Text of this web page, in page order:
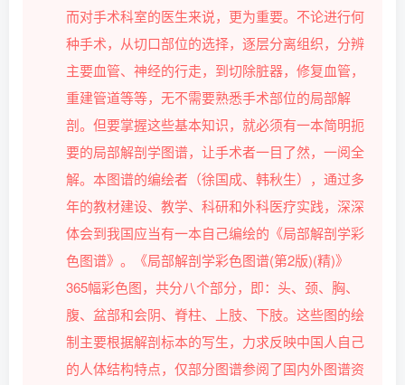
而对手术科室的医生来说，更为重要。不论进行何
种手术，从切口部位的选择，逐层分离组织，分辨
主要血管、神经的行走，到切除脏器，修复血管，
重建管道等等，无不需要熟悉手术部位的局部解
剖。但要掌握这些基本知识，就必须有一本简明扼
要的局部解剖学图谱，让手术者一目了然，一阅全
解。本图谱的编绘者（徐国成、韩秋生），通过多
年的教材建设、教学、科研和外科医疗实践，深深
体会到我国应当有一本自己编绘的《局部解剖学彩
色图谱》。《局部解剖学彩色图谱(第2版)(精)》
365幅彩色图，共分八个部分，即：头、颈、胸、
腹、盆部和会阴、脊柱、上肢、下肢。这些图的绘
制主要根据解剖标本的写生，力求反映中国人自己
的人体结构特点，仅部分图谱参阅了国内外图谱资